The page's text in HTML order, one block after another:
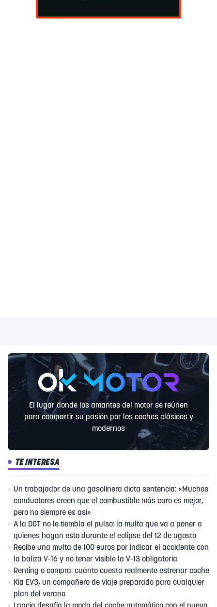
El lugar donde los amantes del motor se reúnen
para compartir su pasión por los coches clásicos y
modernos
TE INTERESA
Un trabajador de una gasolinera dicta sentencia: «Muchos
conductores creen que el combustible más caro es mejor,
pero no siempre es así»
A la DGT no le tiembla el pulso: la multa que va a poner a
quienes hagan esto durante el eclipse del 12 de agosto
Recibe una multa de 100 euros por indicar el accidente con
la baliza V-16 y no tener visible la V-13 obligatoria
Renting o compra: cuánto cuesta realmente estrenar coche
Kia EV3, un compañero de viaje preparado para cualquier
plan del verano